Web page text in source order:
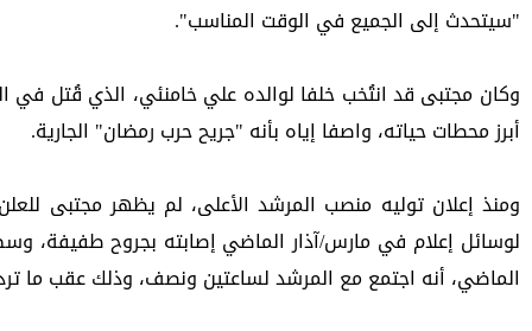
"سيتحدث إلى الجميع في الوقت المناسب".
أبرز محطات حياته، واصفا إياه بأنه "جريح حرب رمضان" الجارية.
الماضي، أنه اجتمع مع المرشد لساعتين ونصف، وذلك عقب ما